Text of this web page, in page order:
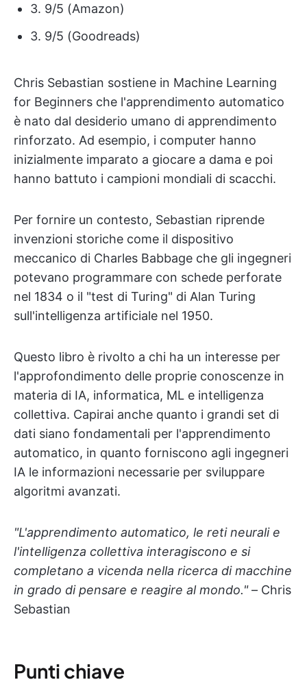
3. 9/5 (Amazon)
3. 9/5 (Goodreads)
Chris Sebastian sostiene in Machine Learning
for Beginners che l'apprendimento automatico
è nato dal desiderio umano di apprendimento
rinforzato. Ad esempio, i computer hanno
inizialmente imparato a giocare a dama e poi
hanno battuto i campioni mondiali di scacchi.
Per fornire un contesto, Sebastian riprende
invenzioni storiche come il dispositivo
meccanico di Charles Babbage che gli ingegneri
potevano programmare con schede perforate
nel 1834 o il "test di Turing" di Alan Turing
sull'intelligenza artificiale nel 1950.
Questo libro è rivolto a chi ha un interesse per
l'approfondimento delle proprie conoscenze in
materia di IA, informatica, ML e intelligenza
collettiva. Capirai anche quanto i grandi set di
dati siano fondamentali per l'apprendimento
automatico, in quanto forniscono agli ingegneri
IA le informazioni necessarie per sviluppare
algoritmi avanzati.
"L'apprendimento automatico, le reti neurali e
l'intelligenza collettiva interagiscono e si
completano a vicenda nella ricerca di macchine
in grado di pensare e reagire al mondo."– Chris
Sebastian
Punti chiave